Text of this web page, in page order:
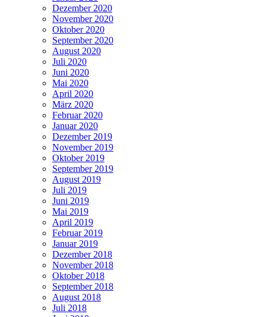
Dezember 2020
November 2020
Oktober 2020
September 2020
August 2020
Juli 2020
Juni 2020
Mai 2020
April 2020
März 2020
Februar 2020
Januar 2020
Dezember 2019
November 2019
Oktober 2019
September 2019
August 2019
Juli 2019
Juni 2019
Mai 2019
April 2019
Februar 2019
Januar 2019
Dezember 2018
November 2018
Oktober 2018
September 2018
August 2018
Juli 2018